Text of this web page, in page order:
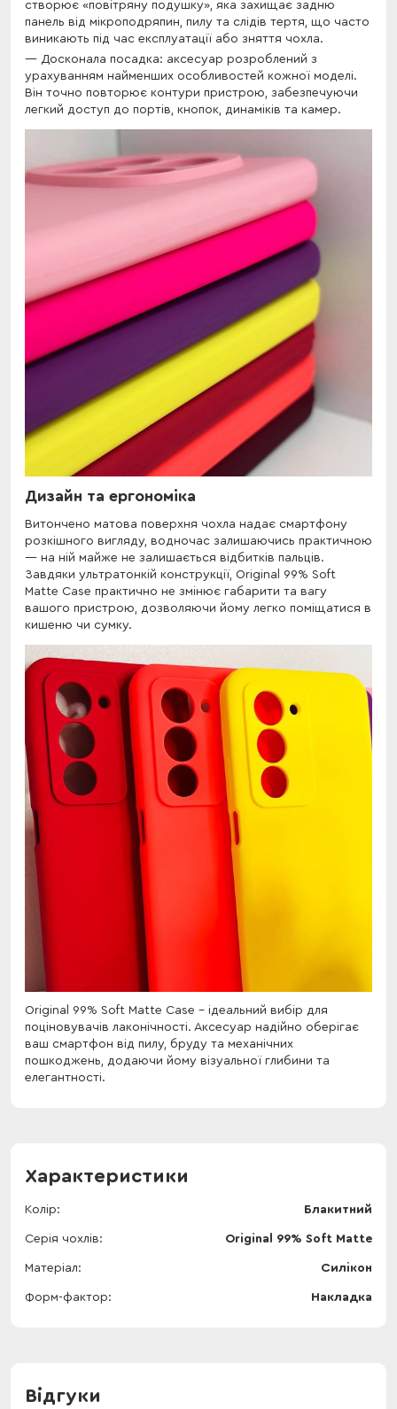
створює «повітряну подушку», яка захищає задню
панель від мікроподряпин, пилу та слідів тертя, що часто
виникають під час експлуатації або зняття чохла.
Досконала посадка: аксесуар розроблений з
урахуванням найменших особливостей кожної моделі.
Він точно повторює контури пристрою, забезпечуючи
легкий доступ до портів, кнопок, динаміків та камер.
Дизайн та ергономіка
Витончено матова поверхня чохла надає смартфону
розкішного вигляду, водночас залишаючись практичною
— на ній майже не залишається відбитків пальців.
Завдяки ультратонкій конструкції, Original 99% Soft
Matte Case практично не змінює габарити та вагу
вашого пристрою, дозволяючи йому легко поміщатися в
кишеню чи сумку.
Original 99% Soft Matte Case - ідеальний вибір для
поціновувачів лаконічності. Аксесуар надійно оберігає
ваш смартфон від пилу, бруду та механічних
пошкоджень, додаючи йому візуальної глибини та
елегантності.
Характеристики
Колір Блакитний
Серія чохлів Original 99% Soft Matte
Матеріал Силікон
Форм-фактор Накладка
Відгуки